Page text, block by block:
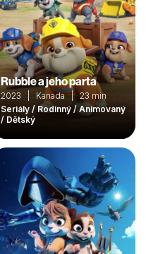
Rubble a jeho parta
2023 | Kanada | 23 min
Seriály / Rodinný / Animovaný
/ Dětský